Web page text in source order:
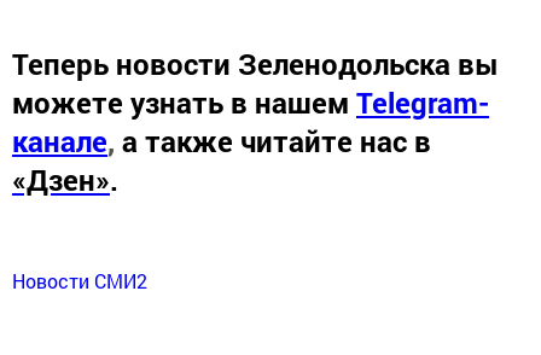
Теперь новости Зеленодольска вы
можете узнать в нашем Telegram-
канале, а также читайте нас в
«Дзен».
Новости СМИ2